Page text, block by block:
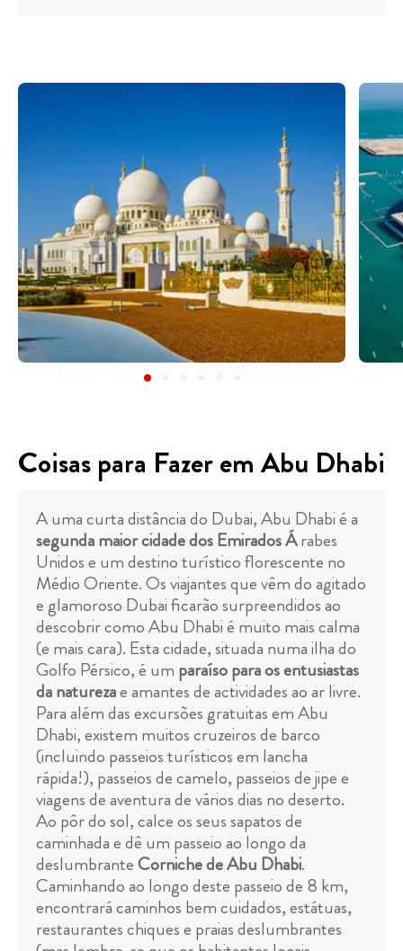
Coisas para Fazer em Abu Dhabi
A uma curta distância do Dubai, Abu Dhabi é a
segunda maior cidade dos Emirados Árabes
Unidos e um destino turístico florescente no
Médio Oriente. Os viajantes que vêm do agitado
e glamoroso Dubai ficarão surpreendidos ao
descobrir como Abu Dhabi é muito mais calma
(e mais cara). Esta cidade, situada numa ilha do
Golfo Pérsico, é um paraíso para os entusiastas
da naturezae amantes de actividades ao ar livre.
Para além das excursões gratuitas em Abu
Dhabi, existem muitos cruzeiros de barco
(incluindo passeios turísticos em lancha
rápida!), passeios de camelo, passeios de jipe e
viagens de aventura de vários dias no deserto.
Ao pôr do sol, calce os seus sapatos de
caminhada e dê um passeio ao longo da
deslumbranteCorniche de Abu Dhabi.
Caminhando ao longo deste passeio de 8 km,
encontrará caminhos bem cuidados, estátuas,
restaurantes chiques e praias deslumbrantes